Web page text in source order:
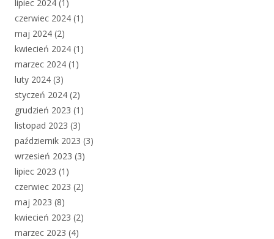
lipiec 2024 (1)
czerwiec 2024 (1)
maj 2024 (2)
kwiecień 2024 (1)
marzec 2024 (1)
luty 2024 (3)
styczeń 2024 (2)
grudzień 2023 (1)
listopad 2023 (3)
październik 2023 (3)
wrzesień 2023 (3)
lipiec 2023 (1)
czerwiec 2023 (2)
maj 2023 (8)
kwiecień 2023 (2)
marzec 2023 (4)